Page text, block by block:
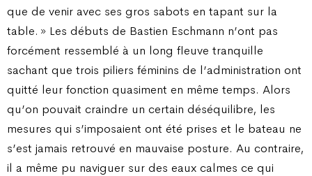
que de venir avec ses gros sabots en tapant sur la
table. » Les débuts de Bastien Eschmann n’ont pas
forcément ressemblé à un long fleuve tranquille
sachant que trois piliers féminins de l’administration ont
quitté leur fonction quasiment en même temps. Alors
qu’on pouvait craindre un certain déséquilibre, les
mesures qui s’imposaient ont été prises et le bateau ne
s’est jamais retrouvé en mauvaise posture. Au contraire,
il a même pu naviguer sur des eaux calmes ce qui